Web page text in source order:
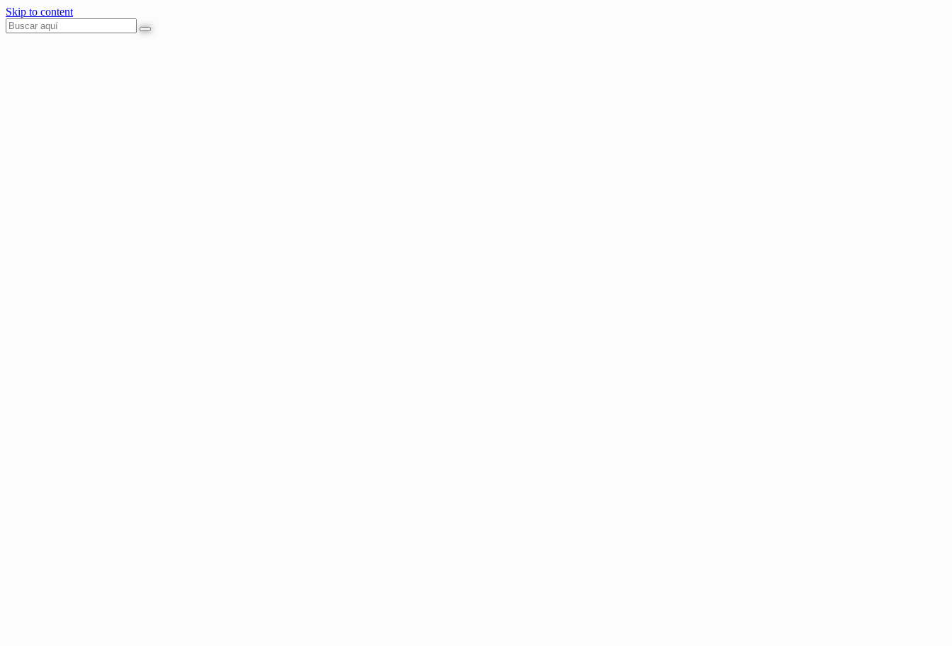
Skip to content